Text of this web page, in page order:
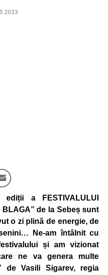
a FESTIVALULUI
BLAGA” de la Sebeș sunt
o zi plină de energie, de
Ne-am întâlnit cu
și am vizionat
ne va genera multe
de Vasili Sigarev, regia